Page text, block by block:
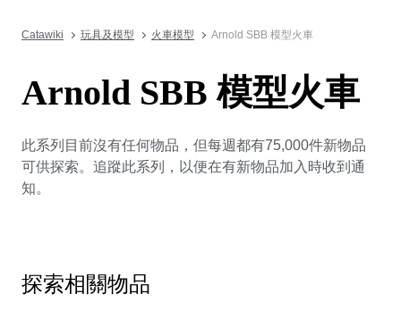
Catawiki 玩具及模型 火車模型 Arnold SBB 模型火車
Arnold SBB 模型火車
此系列目前沒有任何物品，但每週都有75,000件新物品
可供探索。追蹤此系列，以便在有新物品加入時收到通
知。
探索相關物品